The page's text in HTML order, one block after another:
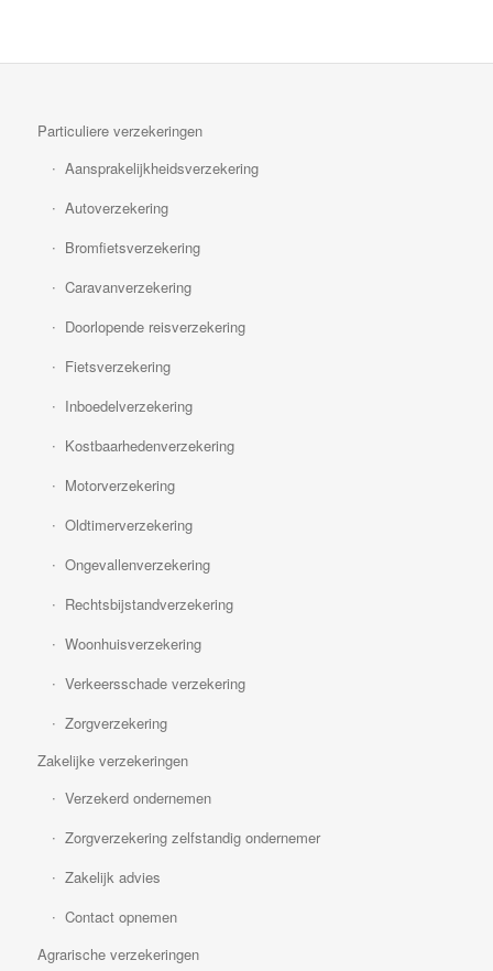
Particuliere verzekeringen
Aansprakelijkheidsverzekering
Autoverzekering
Bromfietsverzekering
Caravanverzekering
Doorlopende reisverzekering
Fietsverzekering
Inboedelverzekering
Kostbaarhedenverzekering
Motorverzekering
Oldtimerverzekering
Ongevallenverzekering
Rechtsbijstandverzekering
Woonhuisverzekering
Verkeersschade verzekering
Zorgverzekering
Zakelijke verzekeringen
Verzekerd ondernemen
Zorgverzekering zelfstandig ondernemer
Zakelijk advies
Contact opnemen
Agrarische verzekeringen